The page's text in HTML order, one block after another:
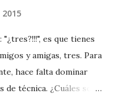
somos capaces de
articulación. Por esto es
cada uno de
es que tienes
y amigas, tres. Para
hace falta dominar
técnica. ¿Cuáles son?